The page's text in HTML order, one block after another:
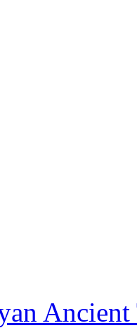
Ancient